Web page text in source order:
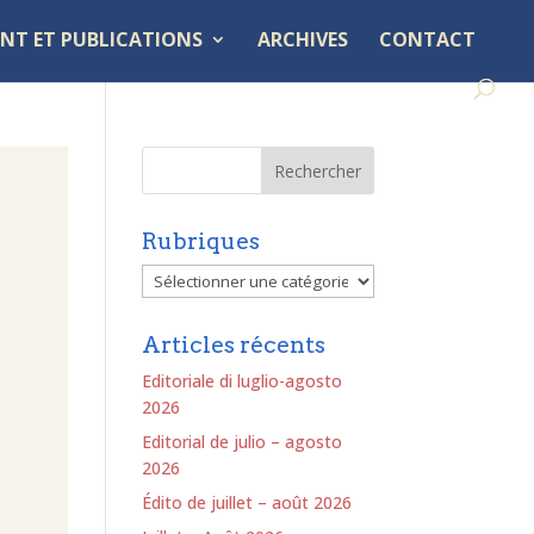
ET PUBLICATIONS ARCHIVES CONTACT
Rubriques
Rubriques
Articles récents
Editoriale di luglio-agosto
2026
Editorial de julio – agosto
2026
Édito de juillet – août 2026